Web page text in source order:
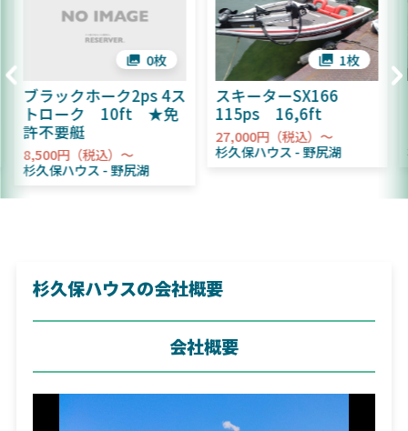
ブラックホーク2ps 4ス
トローク 10ft ★免
許不要艇
8,500円（税込）～
杉久保ハウス
野尻湖
0枚
スキーターSX166
115ps 16,6ft
27,000円（税込）～
杉久保ハウス
野尻湖
1枚
杉久保ハウスの会社概要
会社概要